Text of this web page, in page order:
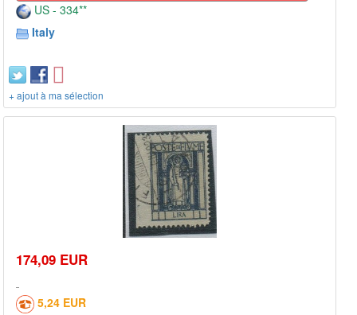
US - 334**
Italy
+ ajout à ma sélection
174,09 EUR
5,24 EUR